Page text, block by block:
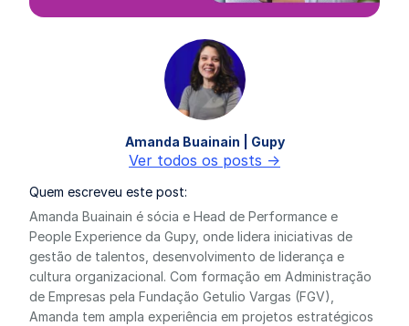
Amanda Buainain | Gupy
Ver todos os posts ->
Quem escreveu este post:
Amanda Buainain é sócia e Head de Performance e
People Experience da Gupy, onde lidera iniciativas de
gestão de talentos, desenvolvimento de liderança e
cultura organizacional. Com formação em Administração
de Empresas pela Fundação Getulio Vargas (FGV),
Amanda tem ampla experiência em projetos estratégicos